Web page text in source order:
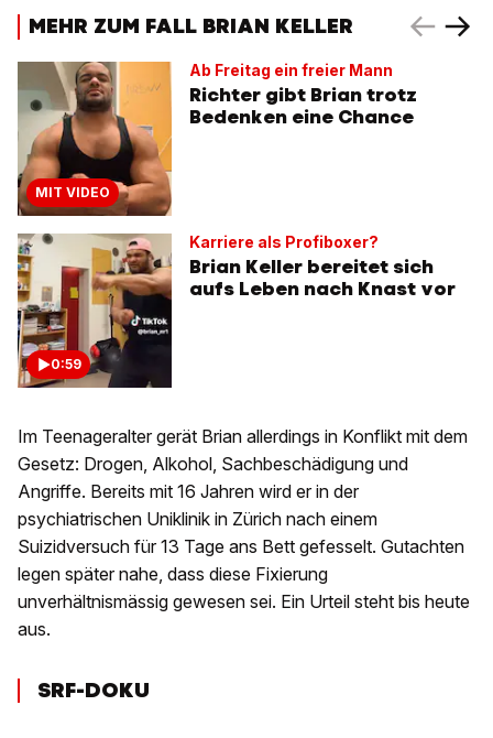
MEHR ZUM FALL BRIAN KELLER
MIT VIDEO
Ab Freitag ein freier Mann
Richter gibt Brian trotz
Bedenken eine Chance
0:59
Karriere als Profiboxer?
Brian Keller bereitet sich
aufs Leben nach Knast vor
Im Teenageralter gerät Brian allerdings in Konflikt mit dem
Gesetz: Drogen, Alkohol, Sachbeschädigung und
Angriffe. Bereits mit 16 Jahren wird er in der
psychiatrischen Uniklinik in Zürich nach einem
Suizidversuch für 13 Tage ans Bett gefesselt. Gutachten
legen später nahe, dass diese Fixierung
unverhältnismässig gewesen sei. Ein Urteil steht bis heute
aus.
SRF-DOKU